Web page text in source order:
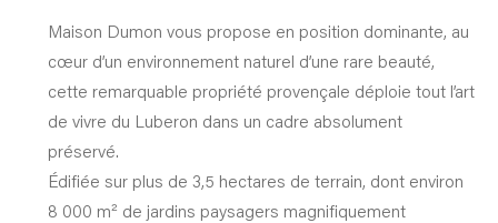
Maison Dumon vous propose en position dominante, au
cœur d’un environnement naturel d’une rare beauté,
cette remarquable propriété provençale déploie tout l’art
de vivre du Luberon dans un cadre absolument
préservé.
Édifiée sur plus de 3,5 hectares de terrain, dont environ
8 000 m² de jardins paysagers magnifiquement